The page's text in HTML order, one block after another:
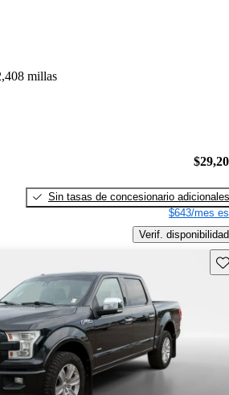
millas
Sin tasas de concesionario adicionales
$643/mes
Verif. disponibilidad